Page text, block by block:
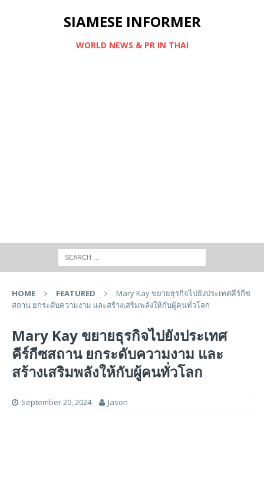
SIAMESE INFORMER
WORLD NEWS & PR IN THAI
HOME FEATURED
Mary Kay ขยายธุรกิจไปยังประเทศคีร์กีซ
สถาน ยกระดับความงาม และสร้างเสริมพลังให้กับผู้คนทั่วโลก
Mary Kay ขยายธุรกิจไปยังประเทศ
คีร์กีซสถาน ยกระดับความงาม และ
สร้างเสริมพลังให้กับผู้คนทั่วโลก
September 20, 2024 Jason